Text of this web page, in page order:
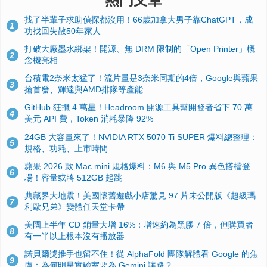
1
找了半輩子求助偵探都沒用！66歲加拿大男子靠ChatGPT，成
功找回失散50年家人
2
打破大廠墨水綁架！開源、無 DRM 限制的「Open Printer」概
念機亮相
3
台積電2奈米太猛了！流片量是3奈米同期的4倍，Google與蘋果
搶首發、輝達與AMD排隊等產能
4
GitHub 狂攬 4 萬星！Headroom 開源工具幫開發者省下 70 萬
美元 API 費，Token 消耗暴降 92%
5
24GB 大容量來了！NVIDIA RTX 5070 Ti SUPER 爆料總整理：
規格、功耗、上市時間
6
蘋果 2026 款 Mac mini 規格爆料：M6 與 M5 Pro 異色搭檔登
場！容量或將 512GB 起跳
7
典藏界大地震！美國懷舊遊戲小店驚見 97 片未公開版《超級瑪
利歐兄弟》變體任天堂卡帶
8
美國上半年 CD 銷量大增 16%：增速約為黑膠 7 倍，但購買者
有一半以上根本沒有播放器
9
諾貝爾獎推手也留不住！從 AlphaFold 團隊解體看 Google 的焦